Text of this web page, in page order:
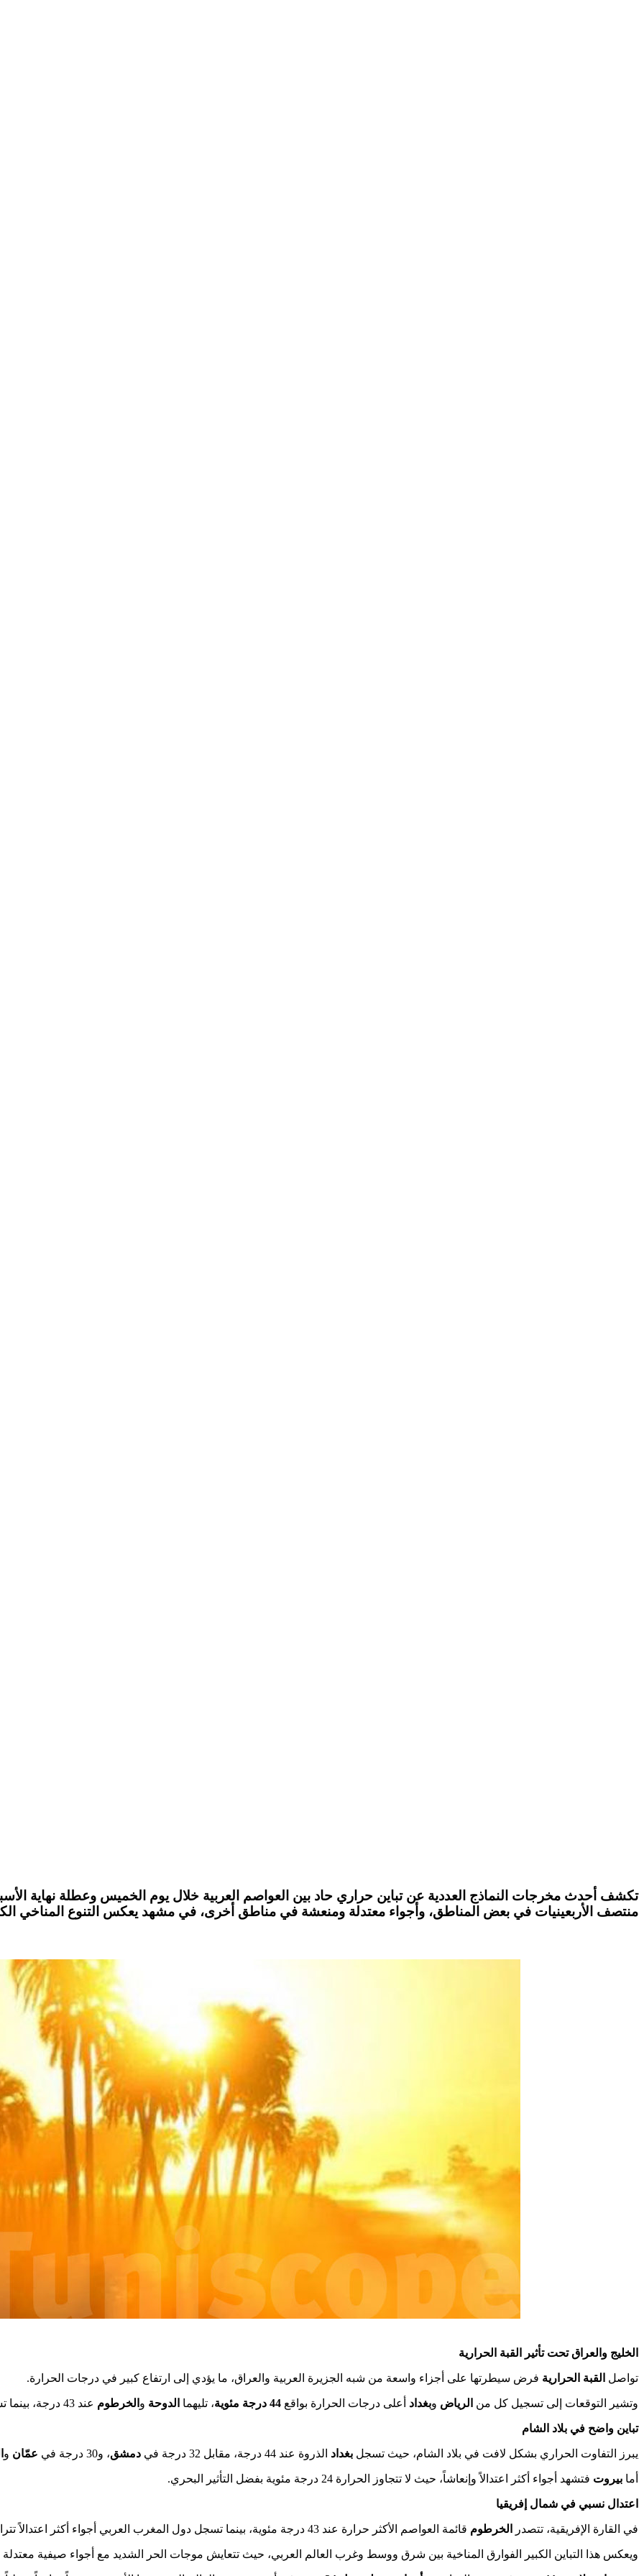
تكشف أحدث مخرجات النماذج العددية عنتباين حراري حاد بين العواصم العربية خلال يوم الخميس وعطلة نهاية
منتصف الأربعينيات في بعض المناطق، وأجواء معتدلة ومنعشة في مناطق أخرى، في مشهد يعكس التنوع المناخي
الخليج والعراق تحت تأثير القبة الحرارية
تواصل القبة الحرارية فرض سيطرتها على أجزاء واسعة من شبه الجزيرة العربية والعراق، ما يؤدي إلى ارتفاع كبير في درجات الحرارة.
وتشير التوقعات إلى تسجيل كل من الرياض وبغداد أعلى درجات الحرارة بواقع 44 درجة مئوية ، تليهما الدوحة و الخرطوم عند 43 درجة، بينما تسجل
تباين واضح في بلاد الشام
يبرز التفاوت الحراري بشكل لافت في بلاد الشام، حيث تسجل بغداد الذروة عند 44 درجة، مقابل 32 درجة في دمشق، و30 درجة في عمّان و
أما بيروت فتشهد أجواء أكثر اعتدالاً وإنعاشاً، حيث لا تتجاوز الحرارة 24 درجة مئوية بفضل التأثير البحري.
اعتدال نسبي في شمال إفريقيا
في القارة الإفريقية، تتصدر الخرطوم قائمة العواصم الأكثر حرارة عند 43 درجة مئوية، بينما تسجل دول المغرب العربي أجواء أكثر اعتدالاً تتراوح بين 24 و25 درجة في
ويعكس هذا التباين الكبير الفوارق المناخية بين شرق ووسط وغرب العالم العربي، حيث تتعايش موجات الحر الشديد مع أجواء صيفية